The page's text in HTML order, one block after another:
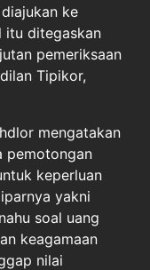
ke
itu ditegaskan
pemeriksaan
Tipikor,
mengatakan
pemotongan
keperluan
yakni
soal uang
keagamaan
nilai